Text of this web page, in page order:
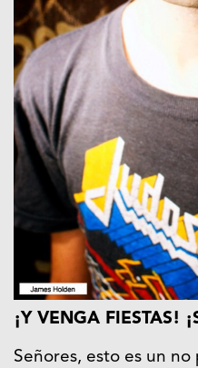
¡Y VENGA FIESTAS!
Señores, esto es un